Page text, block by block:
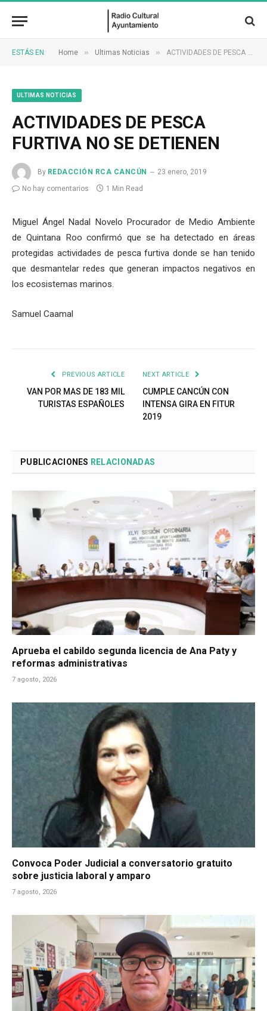
ESTÁS EN: Home » Ultimas Noticias » ACTIVIDADES DE PESCA FURTIVA NO SE DETIENEN
ULTIMAS NOTICIAS
ACTIVIDADES DE PESCA
FURTIVA NO SE DETIENEN
By REDACCIÓN RCA CANCÚN
23 enero, 2019
No hay comentarios
1 Min Read
Miguel Ángel Nadal Novelo Procurador de Medio Ambiente
de Quintana Roo confirmó que se ha detectado en áreas
protegidas actividades de pesca furtiva donde se han tenido
que desmantelar redes que generan impactos negativos en
los ecosistemas marinos.
Samuel Caamal
PREVIOUS ARTICLE
VAN POR MAS DE 183 MIL
TURISTAS ESPAÑOLES
NEXT ARTICLE
CUMPLE CANCÚN CON
INTENSA GIRA EN FITUR
2019
PUBLICACIONES RELACIONADAS
Aprueba el cabildo segunda licencia de Ana Paty y
reformas administrativas
7 agosto, 2026
Convoca Poder Judicial a conversatorio gratuito
sobre justicia laboral y amparo
7 agosto, 2026